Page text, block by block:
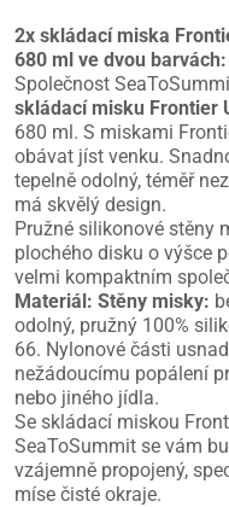
2x skládací miska
680 ml ve dvou
Společnost
skládací misku Frontier
680 ml. S miskami
obávat jíst venku.
tepelně odolný, téměř
má skvělý design.
Pružné silikonové stěny
plochého disku o výšce
velmi kompaktním
Materiál: Stěny misky:
odolný, pružný 100%
66. Nylonové části
nežádoucímu popálení
nebo jiného jídla.
Se skládací miskou
SeaToSummit se vám
vzájemně propojený,
míse čisté okraje.